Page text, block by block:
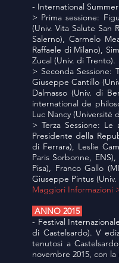
- International
> Prima sessione:
(Univ. Vita Salute San
Salerno), Carmelo
Raffaele di Milano),
Zucal (Univ. di Trento).
> Seconda Sessione:
Giuseppe Cantillo
Dalmasso (Univ. di
international de
Luc Nancy (Université
> Terza Sessione:
Presidente della
di Ferrara), Leslie
Paris Sorbonne,
Pisa), Franco Gallo
Giuseppe Pintus (Univ.
Maggiori Informazioni
ANNO 2015
- Festival
di Castelsardo). V
tenutosi a
novembre 2015, con